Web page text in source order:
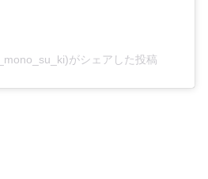
がシェアした投稿